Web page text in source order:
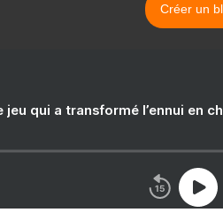
Créer un
jeu qui a transformé l’ennui en